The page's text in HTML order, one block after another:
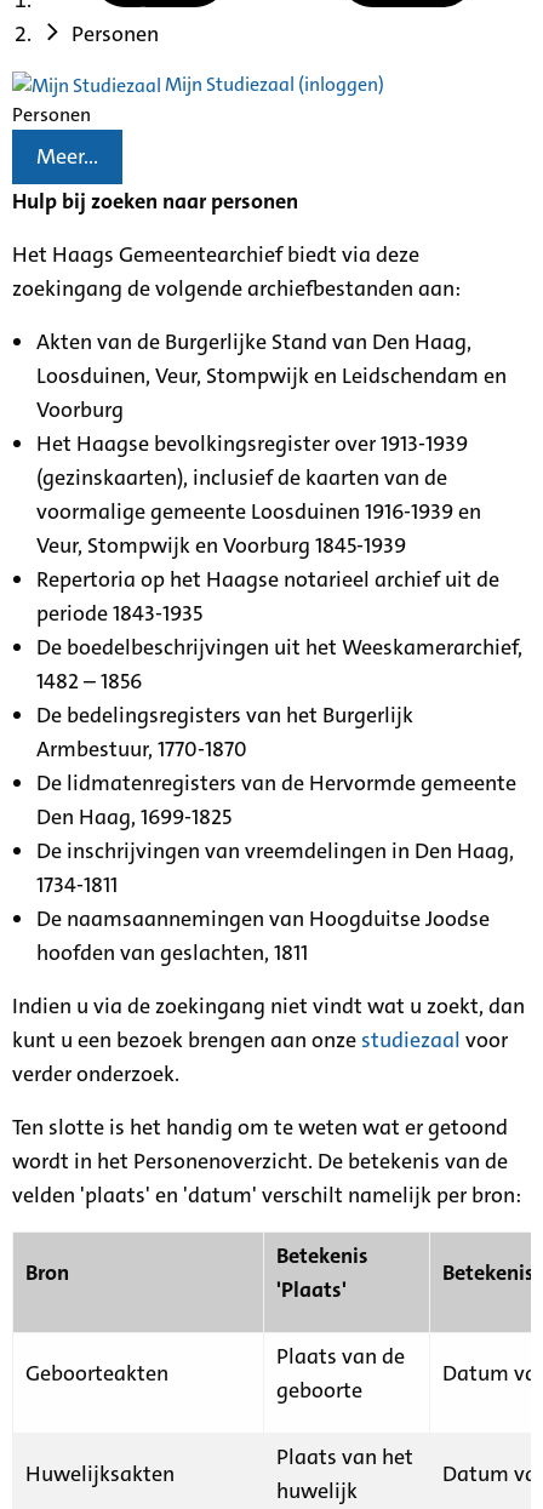
Personen
Mijn Studiezaal (inloggen)
Personen
Meer...
Hulp bij zoeken naar personen
Het Haags Gemeentearchief biedt via deze
zoekingang de volgende archiefbestanden aan:
Akten van de Burgerlijke Stand van Den Haag,
Loosduinen, Veur, Stompwijk en Leidschendam en
Voorburg
Het Haagse bevolkingsregister over 1913-1939
(gezinskaarten), inclusief de kaarten van de
voormalige gemeente Loosduinen 1916-1939 en
Veur, Stompwijk en Voorburg 1845-1939
Repertoria op het Haagse notarieel archief uit de
periode 1843-1935
De boedelbeschrijvingen uit het Weeskamerarchief,
1482 – 1856
De bedelingsregisters van het Burgerlijk
Armbestuur, 1770-1870
De lidmatenregisters van de Hervormde gemeente
Den Haag, 1699-1825
De inschrijvingen van vreemdelingen in Den Haag,
1734-1811
De naamsaannemingen van Hoogduitse Joodse
hoofden van geslachten, 1811
Indien u via de zoekingang niet vindt wat u zoekt, dan
kunt u een bezoek brengen aan onze studiezaal voor
verder onderzoek.
Ten slotte is het handig om te weten wat er getoond
wordt in het Personenoverzicht. De betekenis van de
velden 'plaats' en 'datum' verschilt namelijk per bron:
Bron
Betekenis
'Plaats'
Geboorteakten
Plaats van de
geboorte
Datum
Huwelijksakten
Plaats van het
huwelijk
Datum